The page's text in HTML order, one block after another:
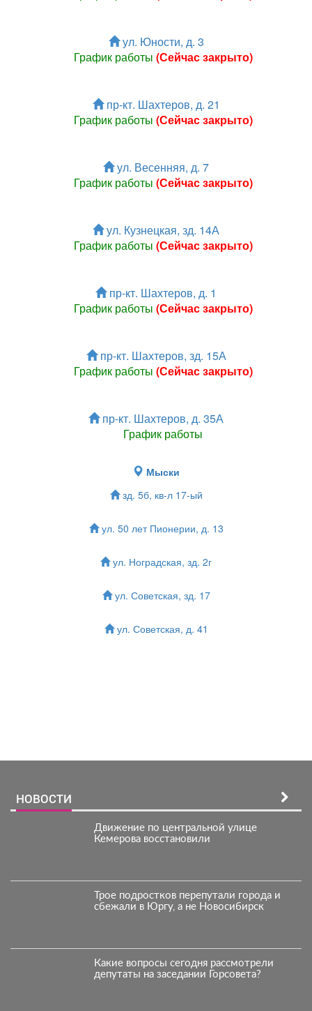
ул. Юности, д. 3
График работы (Сейчас закрыто)
пр-кт. Шахтеров, д. 21
График работы (Сейчас закрыто)
ул. Весенняя, д. 7
График работы (Сейчас закрыто)
ул. Кузнецкая, зд. 14А
График работы (Сейчас закрыто)
пр-кт. Шахтеров, д. 1
График работы (Сейчас закрыто)
пр-кт. Шахтеров, зд. 15А
График работы (Сейчас закрыто)
пр-кт. Шахтеров, д. 35А
График работы
Мыски
зд. 5б, кв-л 17-ый
ул. 50 лет Пионерии, д. 13
ул. Ноградская, зд. 2г
ул. Советская, зд. 17
ул. Советская, д. 41
НОВОСТИ
Движение по центральной улице
Кемерова восстановили
Трое подростков перепутали города и
сбежали в Юргу, а не Новосибирск
Какие вопросы сегодня рассмотрели
депутаты на заседании Горсовета?